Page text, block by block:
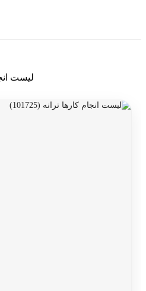
هنوز جستجویی انجام نشده است.
لیست